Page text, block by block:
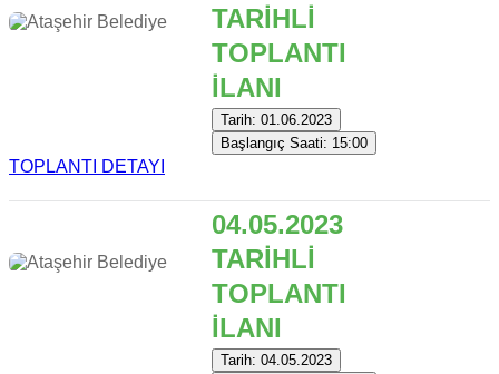
TARİHLİ
TOPLANTI
İLANI
Tarih: 01.06.2023
Başlangıç Saati: 15:00
TOPLANTI DETAYI
04.05.2023
TARİHLİ
TOPLANTI
İLANI
Tarih: 04.05.2023